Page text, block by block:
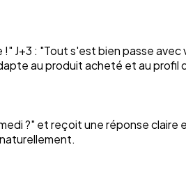
J+3 : "Tout s'est bien passe
au produit acheté et au profil
?" et reçoit une réponse